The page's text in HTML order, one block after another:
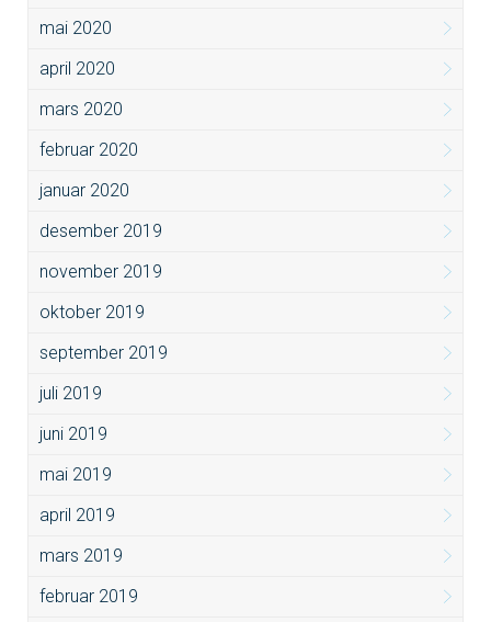
mai 2020
april 2020
mars 2020
februar 2020
januar 2020
desember 2019
november 2019
oktober 2019
september 2019
juli 2019
juni 2019
mai 2019
april 2019
mars 2019
februar 2019